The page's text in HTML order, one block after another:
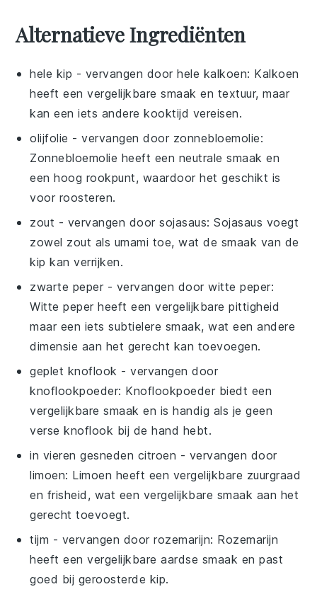
Alternatieve Ingrediënten
hele kip - vervangen doorhele kalkoen: Kalkoen
heeft een vergelijkbare smaak en textuur, maar
kan een iets andere kooktijd vereisen.
olijfolie - vervangen door zonnebloemolie:
Zonnebloemolie heeft een neutrale smaak en
een hoog rookpunt, waardoor het geschikt is
voor roosteren.
zout - vervangen doorsojasaus: Sojasaus voegt
zowel zout als umami toe, wat de smaak van de
kip kan verrijken.
zwarte peper - vervangen doorwitte peper:
Witte peper heeft een vergelijkbare pittigheid
maar een iets subtielere smaak, wat een andere
dimensie aan het gerecht kan toevoegen.
geplet knoflook - vervangen door
knoflookpoeder: Knoflookpoeder biedt een
vergelijkbare smaak en is handig als je geen
verse knoflook bij de hand hebt.
in vieren gesneden citroen - vervangen door
limoen: Limoen heeft een vergelijkbare zuurgraad
en frisheid, wat een vergelijkbare smaak aan het
gerecht toevoegt.
tijm - vervangen doorrozemarijn: Rozemarijn
heeft een vergelijkbare aardse smaak en past
goed bij geroosterde kip.